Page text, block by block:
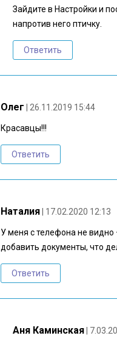
Зайдите в Настройки и
напротив него птичку.
Ответить
Олег | 26.11.2019 15:44
Красавцы!!!
Ответить
Наталия | 17.02.2020 12:13
У меня с телефона не видно
добавить документы, что
Ответить
Аня Каминская |